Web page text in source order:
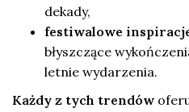
dekady,
festiwalowe
błyszczące
letnie wydarzenia.
Każdy z tych trendów